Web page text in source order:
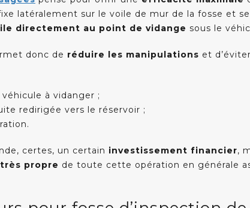
latéralement sur le voile de mur de la fosse et
directement au point de vidange sous le
donc de réduire les manipulations et
à vidanger ;
redirigée vers le réservoir ;
certes, un certain investissement financier,
propre de toute cette opération en générale
principal
astuces
nous
Nos